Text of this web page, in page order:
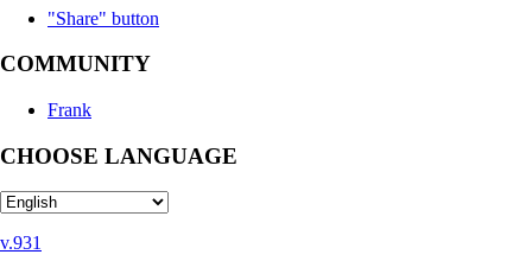
"Share" button
COMMUNITY
Frank
CHOOSE LANGUAGE
v.931